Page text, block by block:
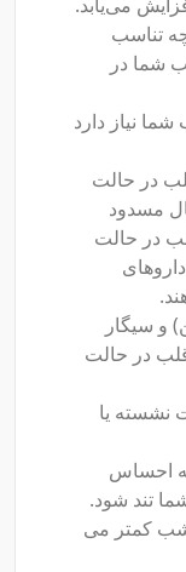
تناسب
شما در
نیاز دارد
در حالت
مسدود
در حالت
و سیگار
در حالت
نشسته یا
احساس
تند شود.
کمتر می